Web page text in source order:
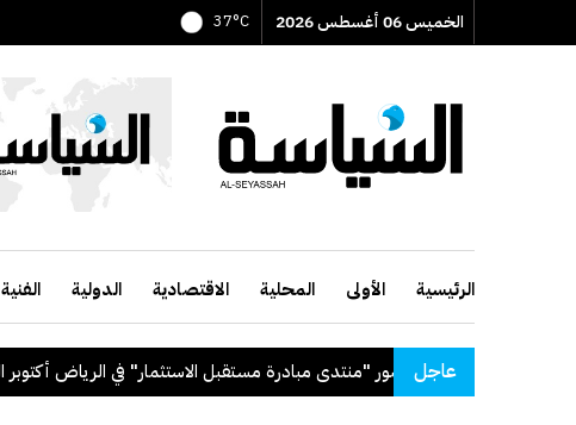
الخميس 06 أغسطس 2026 37°C
الرئيسية الأولى المحلية الاقتصادية الدولية الفنية
عاجل
السعودي لحضور "منتدى مبادرة مستقبل الاستثمار" في الرياض أكتوبر المقبل